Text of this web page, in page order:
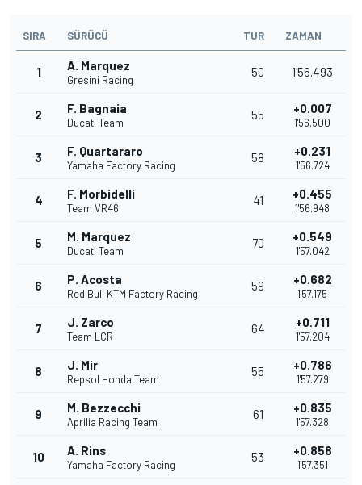
SIRA SÜRÜCÜ TUR ZAMAN
1 A. Marquez
Gresini Racing
50 1'56.493
2 F. Bagnaia
Ducati Team
55 +0.007
1'56.500
3 F. Quartararo
Yamaha Factory Racing
58 +0.231
1'56.724
4 F. Morbidelli
Team VR46
41 +0.455
1'56.948
5 M. Marquez
Ducati Team
70 +0.549
1'57.042
6 P. Acosta
Red Bull KTM Factory Racing
59 +0.682
1'57.175
7 J. Zarco
Team LCR
64 +0.711
1'57.204
8 J. Mir
Repsol Honda Team
55 +0.786
1'57.279
9 M. Bezzecchi
Aprilia Racing Team
61 +0.835
1'57.328
10 A. Rins
Yamaha Factory Racing
53 +0.858
1'57.351